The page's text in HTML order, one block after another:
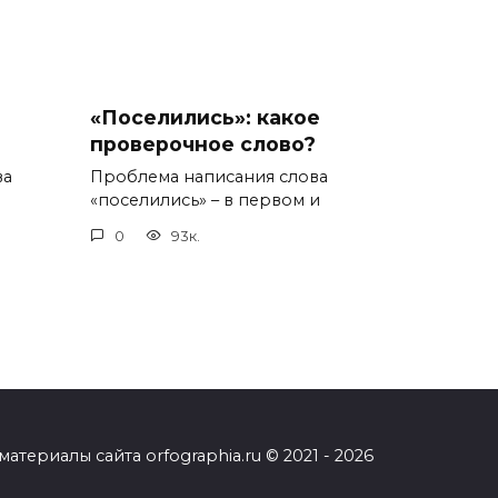
«Поселились»: какое
проверочное слово?
Проблема написания слова
«поселились» – в первом и
0 93к.
сайта orfographia.ru © 2021 - 2026